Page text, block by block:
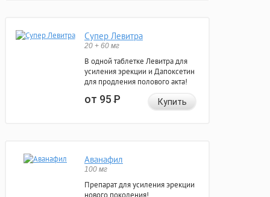
Супер Левитра
20 + 60 мг
В одной таблетке Левитра для
усиления эрекции и Дапоксетин
для продления полового акта!
от 95Р Купить
Аванафил
100 мг
Препарат для усиления эрекции